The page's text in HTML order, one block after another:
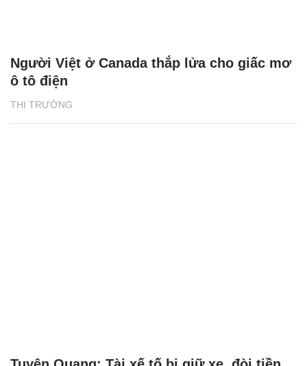
THỊ TRƯỜNG
Người Việt ở Canada thắp lửa cho giấc mơ
ô tô điện